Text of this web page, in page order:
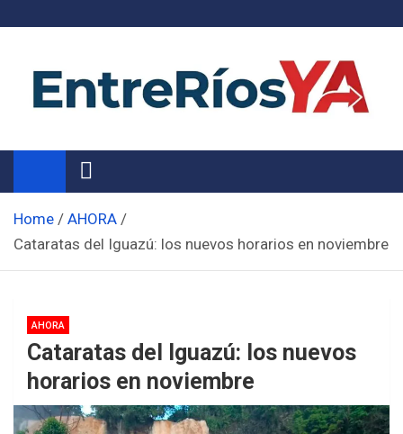
Noticias de Entre Ríos
Información de toda la provincia ahora
Home
AHORA
Cataratas del Iguazú: los nuevos horarios en noviembre
AHORA
Cataratas del Iguazú: los nuevos
horarios en noviembre